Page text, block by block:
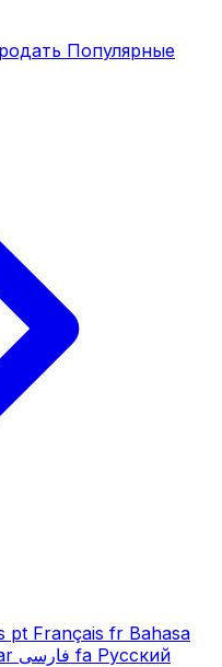
Популярные
pt Français fr Bahasa
فارسی fa Русский